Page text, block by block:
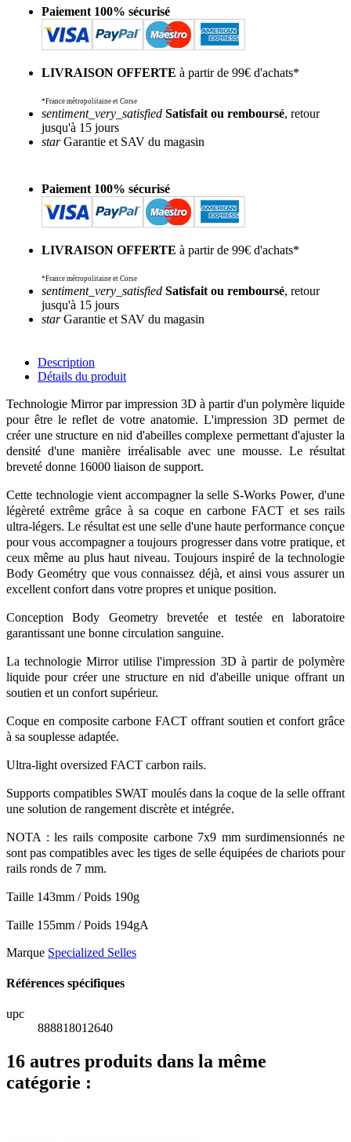
Paiement 100% sécurisé
LIVRAISON OFFERTE à partir de 99€ d'achats*
*France métropolitaine et Corse
sentiment_very_satisfied Satisfait ou remboursé, retour
jusqu'à 15 jours
starGarantie et SAV du magasin
Paiement 100% sécurisé
LIVRAISON OFFERTE à partir de 99€ d'achats*
*France métropolitaine et Corse
sentiment_very_satisfied Satisfait ou remboursé, retour
jusqu'à 15 jours
starGarantie et SAV du magasin
Description
Détails du produit
Technologie Mirror par impression 3D à partir d'un polymère liquide
pour être le reflet de votre anatomie. L'impression 3D permet de
créer une structure en nid d'abeilles complexe permettant d'ajuster la
densité d'une manière irréalisable avec une mousse. Le résultat
breveté donne 16000 liaison de support.
Cette technologie vient accompagner la selle S-Works Power, d'une
légèreté extrême grâce à sa coque en carbone FACT et ses rails
ultra-légers. Le résultat est une selle d'une haute performance conçue
pour vous accompagner a toujours progresser dans votre pratique, et
ceux même au plus haut niveau. Toujours inspiré de la technologie
Body Geométry que vous connaissez déjà, et ainsi vous assurer un
excellent confort dans votre propres et unique position.
Conception Body Geometry brevetée et testée en laboratoire
garantissant une bonne circulation sanguine.
La technologie Mirror utilise l'impression 3D à partir de polymère
liquide pour créer une structure en nid d'abeille unique offrant un
soutien et un confort supérieur.
Coque en composite carbone FACT offrant soutien et confort grâce
à sa souplesse adaptée.
Ultra-light oversized FACT carbon rails.
Supports compatibles SWAT moulés dans la coque de la selle offrant
une solution de rangement discrète et intégrée.
NOTA : les rails composite carbone 7x9 mm surdimensionnés ne
sont pas compatibles avec les tiges de selle équipées de chariots pour
rails ronds de 7 mm.
Taille 143mm / Poids 190g
Taille 155mm / Poids 194gA
Marque Specialized Selles
Références spécifiques
upc
888818012640
16 autres produits dans la même
catégorie :